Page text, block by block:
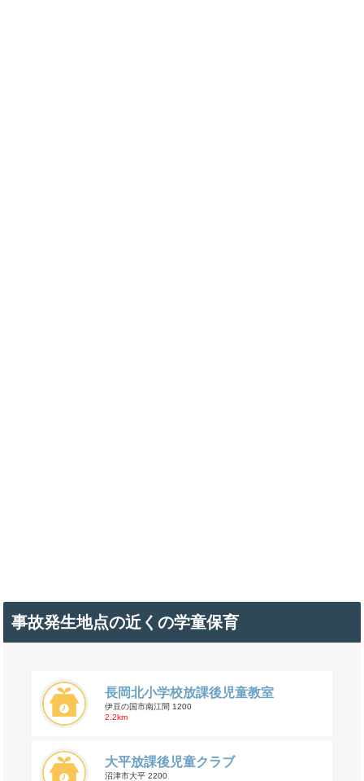
事故発生地点の近くの学童保育
長岡北小学校放課後児童教室
伊豆の国市南江間 1200
2.2km
大平放課後児童クラブ
沼津市大平 2200